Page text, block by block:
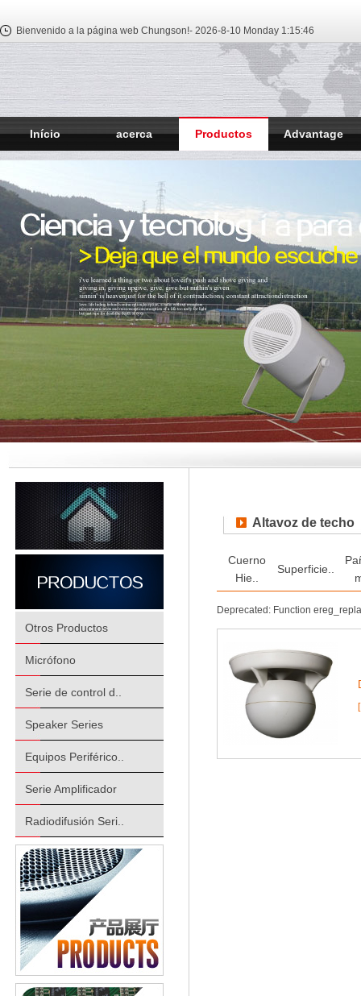
Bienvenido a la página web Chungson!- 2026-8-10 Monday 1:15:46
Início acerca Productos Advantage
Otros Productos
Micrófono
Serie de control d..
Speaker Series
Equipos Periférico..
Serie Amplificador
Radiodifusión Seri..
Altavoz de techo
Cuerno
Hie..
Superficie..
Deprecated: Function